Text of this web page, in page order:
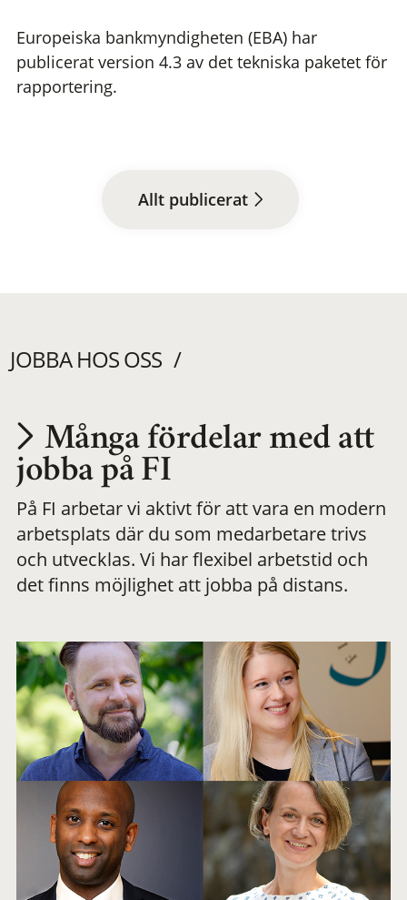
Europeiska bankmyndigheten (EBA) har
publicerat version 4.3 av det tekniska paketet för
rapportering.
Allt publicerat
JOBBA HOS OSS
Utvecklas på en
meningsfull och
flexibel
Många fördelar med att
jobba på FI
På FI arbetar vi aktivt för att vara en modern
arbetsplats där du som medarbetare trivs
och utvecklas. Vi har flexibel arbetstid och
det finns möjlighet att jobba på distans.